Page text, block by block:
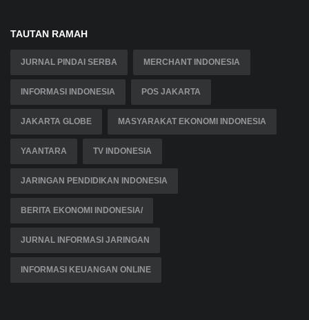
TAUTAN RAMAH
JURNAL PINDAI SERBA MERCHANT INDONESIA
INFORMASI INDONESIA POS JAKARTA
JAKARTA GLOBE MASYARAKAT EKONOMI INDONESIA
YAANTARA TV INDONESIA
JARINGAN PENDIDIKAN INDONESIA
BERITA EKONOMI INDONESIA/
JURNAL INFORMASI JARINGAN
INFORMASI KEUANGAN ONLINE